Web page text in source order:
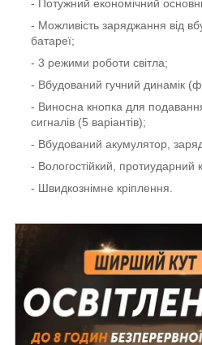
- Потужний економічний
- Можливість заряджання від
батареї;
- 3 режими роботи світла;
- Вбудований гучний динамік
- Виносна кнопка для
сигналів (5 варіантів);
- Вбудований акумулятор,
- Вологостійкий, протиударний
- Швидкознімне кріплення.